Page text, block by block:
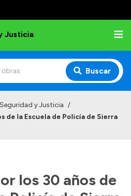
Justicia
Buscar
Seguridad y Justicia /
de la Escuela de Policía de Sierra
los 30 años de